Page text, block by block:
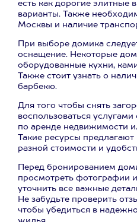
есть как дорогие элитные
варианты. Также
Москвы и наличие
При выборе домика
оснащение. Некоторые
оборудованные кухни,
Также стоит узнать о
барбекю.
Для того чтобы снять
воспользоваться
по аренде недвижимости
Такие ресурсы
разной стоимости и
Перед бронированием
просмотреть фотографии
уточнить все важные
Не забудьте проверить
чтобы убедиться в